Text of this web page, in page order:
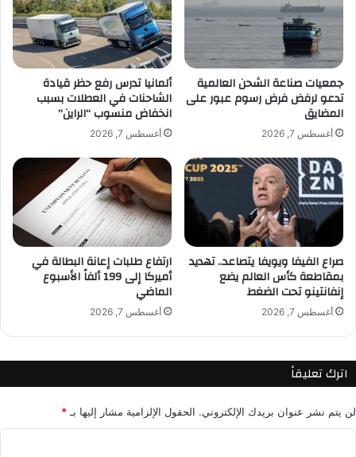
ر
ا
ا
س
ت
م
ا
ر
م
أ
م
ي
ر
ك
ت
ي
ل
ي
ة
ف
أ
م
ي
ر
ا
ب
د
ع
م
ت
ا
ا
ل
جمعيات صناعة الشحن العالمية
تدعو لرفض فرض رسوم عبور على
المضايق
أغسطس 7, 2026
ألمانيا تدرس رفع حظر قيادة
الشاحنات في العطلات بسبب
انخفاض منسوب “الراين”
أغسطس 7, 2026
صراع الفيفا ويويفا يتصاعد.. تهديد
بمقاطعة كأس العالم يضع
إنفانتينو تحت الضغط
أغسطس 7, 2026
ارتفاع طلبات إعانة البطالة في
أميركا إلى 199 ألفاً الأسبوع
الماضي
أغسطس 7, 2026
اترك تعليقاً
لن يتم نشر عنوان بريدك الإلكتروني. الحقول الإلزامية مشار إليها بـ*